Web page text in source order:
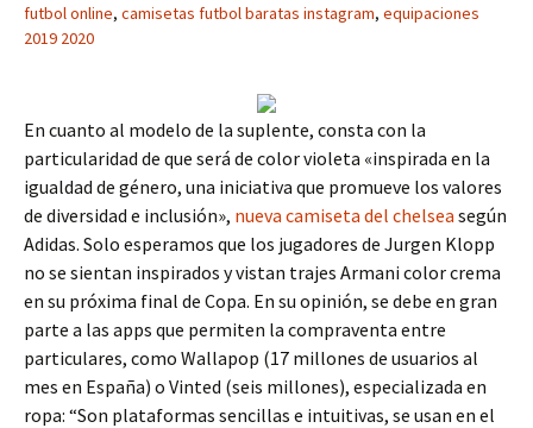
futbol online, camisetas futbol baratas instagram, equipaciones
2019 2020
En cuanto al modelo de la suplente, consta con la
particularidad de que será de color violeta «inspirada en la
igualdad de género, una iniciativa que promueve los valores
de diversidad e inclusión», nueva camiseta del chelsea según
Adidas. Solo esperamos que los jugadores de Jurgen Klopp
no se sientan inspirados y vistan trajes Armani color crema
en su próxima final de Copa. En su opinión, se debe en gran
parte a las apps que permiten la compraventa entre
particulares, como Wallapop (17 millones de usuarios al
mes en España) o Vinted (seis millones), especializada en
ropa: “Son plataformas sencillas e intuitivas, se usan en el